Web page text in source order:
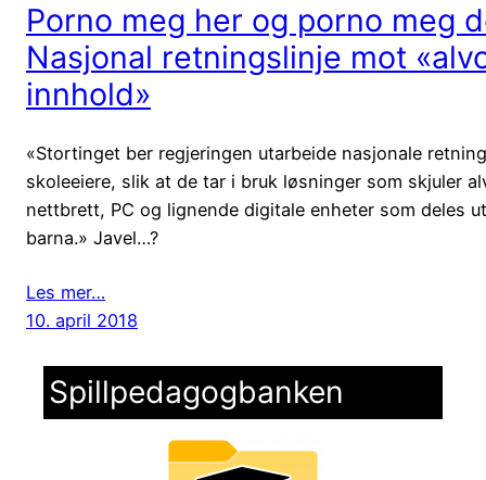
Porno meg her og porno meg
Nasjonal retningslinje mot
innhold»
«Stortinget ber regjeringen utarbeide nasjonale
skoleeiere, slik at de tar i bruk løsninger som skjuler
nettbrett, PC og lignende digitale enheter som deles
barna.» Javel…?
Les mer…
10. april 2018
Spillpedagogbanken